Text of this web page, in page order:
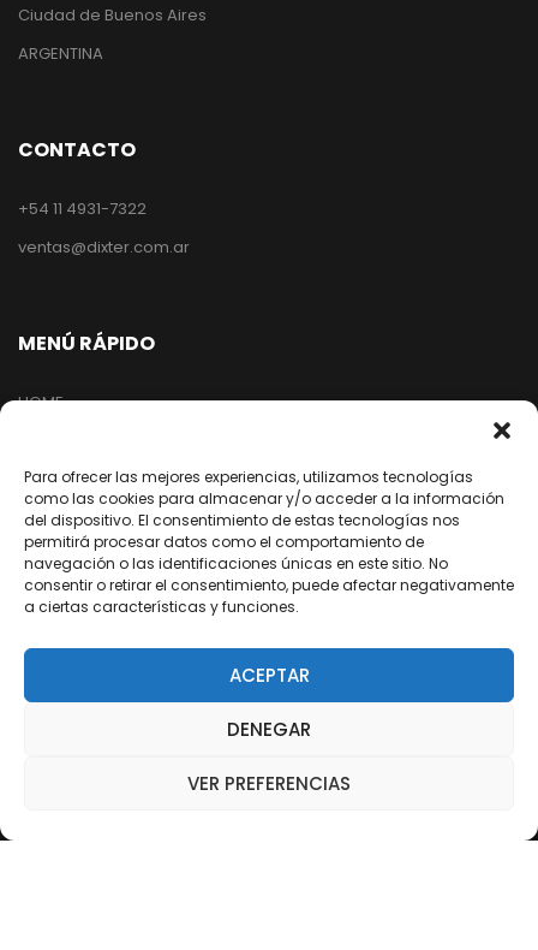
Para ofrecer las mejores experiencias, utilizamos tecnologías
como las cookies para almacenar y/o acceder a la información
del dispositivo. El consentimiento de estas tecnologías nos
permitirá procesar datos como el comportamiento de
navegación o las identificaciones únicas en este sitio. No
consentir o retirar el consentimiento, puede afectar negativamente
a ciertas características y funciones.
ACEPTAR
DENEGAR
VER PREFERENCIAS
Ciudad de Buenos Aires
ARGENTINA
CONTACTO
+54 11 4931-7322
ventas@dixter.com.ar
MENÚ RÁPIDO
HOME
EMPRESA
NUESTRA RED
ARREPENTIMIENTO DE COMPRA
/dixter.arg